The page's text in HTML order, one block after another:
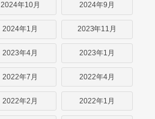
2024年10月 2024年9月
2024年1月 2023年11月
2023年4月 2023年1月
2022年7月 2022年4月
2022年2月 2022年1月